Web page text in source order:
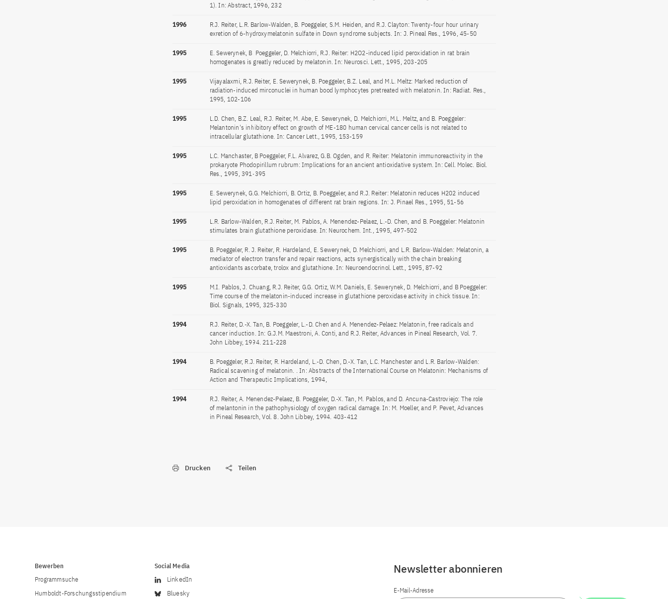
1). In: Abstract, 1996, 232
1996
R.J. Reiter, L.R. Barlow-Walden, B. Poeggeler, S.M. Heiden, and R.J. Clayton: Twenty-four hour urinary
exretion of 6-hydroxymelatonin sulfate in Down syndrome subjects. In: J. Pineal Res., 1996, 45-50
1995
E. Sewerynek, B. Poeggeler, D. Melchiorri, R.J. Reiter: H2O2-induced lipid peroxidation in rat brain
homogenates is greatly reduced by melatonin. In: Neurosci. Lett., 1995, 203-205
1995
Vijayalaxmi, R.J. Reiter, E. Sewerynek, B. Poeggeler, B.Z. Leal, and M.L. Meltz: Marked reduction of
radiation-induced mirconuclei in human bood lymphocytes pretreated with melatonin. In: Radiat. Res.,
1995, 102-106
1995
L.D. Chen, B.Z. Leal, R.J. Reiter, M. Abe, E. Sewerynek, D. Melchiorri, M.L. Meltz, and B. Poeggeler:
Melantonin's inhibitory effect on growth of ME-180 human cervical cancer cells is not related to
intracellular glutathione. In: Cancer Lett., 1995, 153-159
1995
L.C. Manchaster, B Poeggeler, F.L. Alvarez, G.B. Ogden, and R. Reiter: Melatonin immunoreactivity in the
prokaryote Phodopirillum rubrum: Implications for an ancient antioxidative system. In: Cell. Molec. Biol.
Res., 1995, 391-395
1995
E. Sewerynek, G.G. Melchiorri, B. Ortiz, B. Poeggeler, and R.J. Reiter: Melatonin reduces H202 induced
lipid peroxidation in homogenates of different rat brain regions. In: J. Pinael Res., 1995, 51-56
1995
L.R. Barlow-Walden, R.J. Reiter, M. Pablos, A. Menendez-Pelaez, L.-D. Chen, and B. Poeggeler: Melatonin
stimulates brain glutathione peroxidase. In: Neurochem. Int., 1995, 497-502
1995
B. Poeggeler, R. J. Reiter, R. Hardeland, E. Sewerynek, D. Melchiorri, and L.R. Barlow-Walden: Melatonin, a
mediator of electron transfer and repair reactions, acts synergistically with the chain breaking
antioxidants ascorbate, trolox and glutathione. In: Neuroendocrinol. Lett., 1995, 87-92
1995
M.I. Pablos, J. Chuang, R.J. Reiter, G.G. Ortiz, W.M. Daniels, E. Sewerynek, D. Melchiorri, and B Poeggeler:
Time course of the melatonin-induced increase in glutathione peroxidase activity in chick tissue. In:
Biol. Signals, 1995, 325-330
1994
R.J. Reiter, D.-X. Tan, B. Poeggeler, L.-D. Chen and A. Menendez-Pelaez: Melatonin, free radicals and
cancer induction. In: G.J.M. Maestroni, A. Conti, and R.J. Reiter, Advances in Pineal Research, Vol. 7.
John Libbey, 1994. 211-228
1994
B. Poeggeler, R.J. Reiter, R. Hardeland, L.-D. Chen, D.-X. Tan, L.C. Manchester and L.R. Barlow-Walden:
Radical scavening of melatonin. . In: Abstracts of the International Course on Melatonin: Mechanisms of
Action and Therapeutic Implications, 1994,
1994
R.J. Reiter, A. Menendez-Pelaez, B. Poeggeler, D.-X. Tan, M. Pablos, and D. Ancuna-Castroviejo: The role
of melantonin in the pathophysiology of oxygen radical damage. In: M. Moeller, and P. Pevet, Advances
in Pineal Research, Vol. 8. John Libbey, 1994. 403-412
Drucken Teilen
Bewerben
Programmsuche
Humboldt-Forschungsstipendium
Social Media
LinkedIn
Bluesky
Newsletter abonnieren
E-Mail-Adresse